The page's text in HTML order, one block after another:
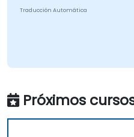
Automática
Próximos